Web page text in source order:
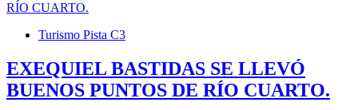
Turismo Pista C3
EXEQUIEL BASTIDAS SE LLEVÓ
BUENOS PUNTOS DE RÍO CUARTO.